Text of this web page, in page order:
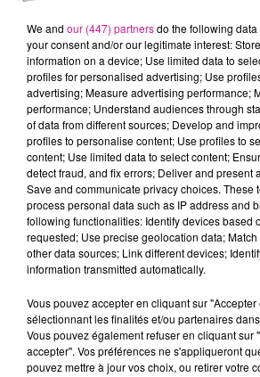
LE 7-10 ALSACE DU 22 NOVEMBRE
Retrouvez les meilleurs moments du 7-
avecChape-Isolà Cernay.
TITRES DIFFUSÉS
12h37
12h37 12h34
12h34
We and our (447) partnersdo the following
your consent and/or our legitimate interest:
information on a device; Use limited data to
profiles for personalised advertising; Use
advertising; Measure advertising performance;
performance; Understand audiences through
of data from different sources; Develop and
profiles to personalise content; Use profiles to
content; Use limited data to select content;
detect fraud, and fix errors; Deliver and present
Save and communicate privacy choices. These
process personal data such as IP address and
following functionalities: Identify devices based
requested; Use precise geolocation data;
other data sources; Link different devices;
information transmitted automatically.
Vous pouvez accepter en cliquant sur "Accepter
sélectionnant les finalités et/ou partenaires
Vous pouvez également refuser en cliquant sur
accepter". Vos préférences ne s'appliqueront
pouvez mettre à jour vos choix, ou retirer votre